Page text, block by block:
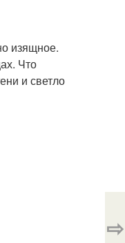
изящное.
Что
и светло
⇨